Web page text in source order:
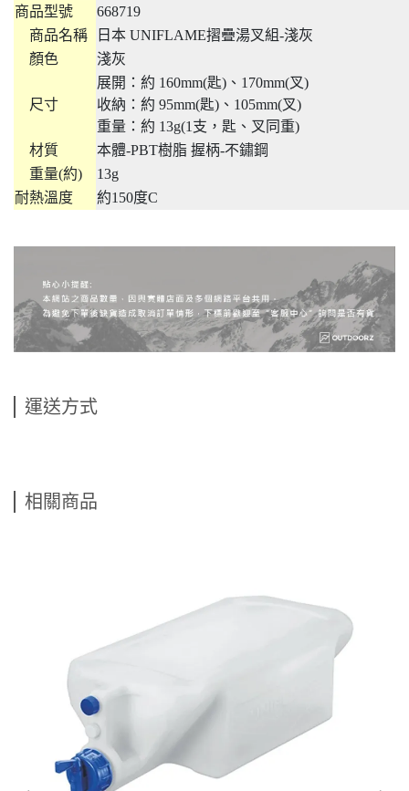
商品型號
668719
商品名稱
日本 UNIFLAME摺疊湯叉組-淺灰
顏色
淺灰
尺寸
展開：約 160mm(匙)、170mm(叉)
收納：約 95mm(匙)、105mm(叉)
重量：約 13g(1支，匙、叉同重)
材質
本體-PBT樹脂 握柄-不鏽鋼
重量(約)
13g
耐熱溫度
約150度C
運送方式
相關商品